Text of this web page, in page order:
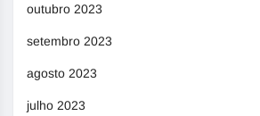
outubro 2023
setembro 2023
agosto 2023
julho 2023